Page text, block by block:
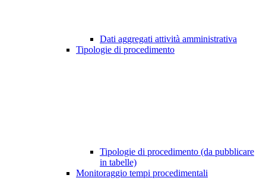
Dati aggregati attività amministrativa
Tipologie di procedimento
Tipologie di procedimento (da pubblicare
in tabelle)
Monitoraggio tempi procedimentali